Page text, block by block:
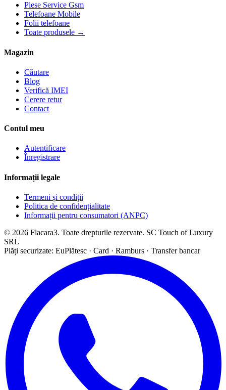
Piese Service Gsm
Telefoane Mobile
Folii telefoane
Toate produsele →
Magazin
Căutare
Blog
Verifică IMEI
Cerere retur
Contact
Contul meu
Autentificare
Înregistrare
Informații legale
Termeni și condiții
Politica de confidențialitate
Informații pentru consumatori (ANPC)
© 2026 Flacara3. Toate drepturile rezervate. SC Touch of Luxury
SRL
Plăți securizate: EuPlătesc · Card · Ramburs · Transfer bancar